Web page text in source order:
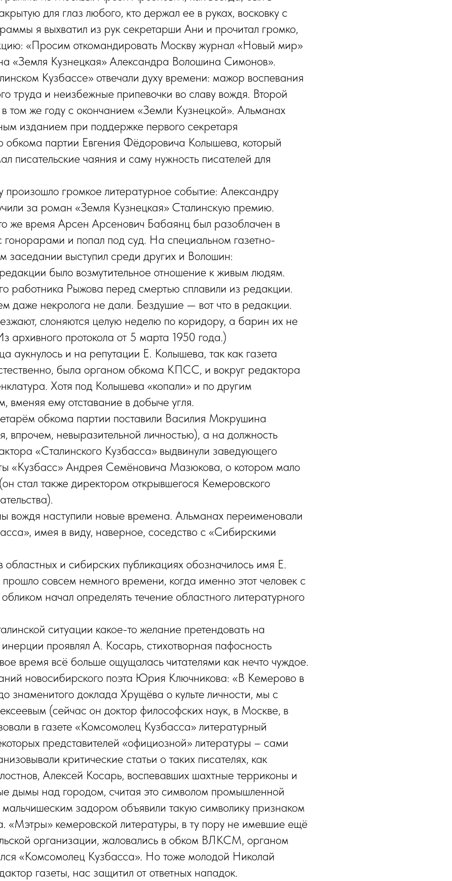
для глаз любого, кто держал ее в руках, восковку с
я выхватил из рук секретарши Ани и прочитал громко,
«Просим откомандировать Москву журнал «Новый мир»
«Земля Кузнецкая» Александра Волошина Симонов».
Кузбассе» отвечали духу времени: мажор воспевания
труда и неизбежные припевочки во славу вождя. Второй
том же году с окончанием «Земли Кузнецкой». Альманах
изданием при поддержке первого секретаря
обкома партии Евгения Фёдоровича Колышева, который
писательские чаяния и саму нужность писателей для
произошло громкое литературное событие: Александру
за роман «Земля Кузнецкая» Сталинскую премию.
же время Арсен Арсенович Бабаянц был разоблачен в
гонорарами и попал под суд. На специальном газетно-
заседании выступил среди других и Волошин:
было возмутительное отношение к живым людям.
работника Рыжова перед смертью сплавили из редакции.
даже некролога не дали. Бездушие — вот что в редакции.
слоняются целую неделю по коридору, а барин их не
архивного протокола от 5 марта 1950 года.)
аукнулось и на репутации Е. Колышева, так как газета
была органом обкома КПСС, и вокруг редактора
Хотя под Колышева «копали» и по другим
вменяя ему отставание в добыче угля.
обкома партии поставили Василия Мокрушина
впрочем, невыразительной личностью), а на должность
«Сталинского Кузбасса» выдвинули заведующего
«Кузбасс» Андрея Семёновича Мазюкова, о котором мало
стал также директором открывшегося Кемеровского
вождя наступили новые времена. Альманах переименовали
имея в виду, наверное, соседство с «Сибирскими
и сибирских публикациях обозначилось имя Е.
совсем немного времени, когда именно этот человек с
начал определять течение областного литературного
ситуации какое-то желание претендовать на
проявлял А. Косарь, стихотворная пафосность
время всё больше ощущалась читателями как нечто чуждое.
новосибирского поэта Юрия Ключникова: «В Кемерово в
знаменитого доклада Хрущёва о культе личности, мы с
(сейчас он доктор философских наук, в Москве, в
в газете «Комсомолец Кузбасса» литературный
представителей «официозной» литературы – сами
критические статьи о таких писателях, как
Алексей Косарь, воспевавших шахтные терриконы и
дымы над городом, считая это символом промышленной
задором объявили такую символику признаком
«Мэтры» кемеровской литературы, в ту пору не имевшие ещё
организации, жаловались в обком ВЛКСМ, органом
«Комсомолец Кузбасса». Но тоже молодой Николай
газеты, нас защитил от ответных нападок.